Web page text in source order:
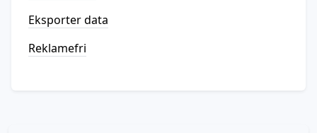
Eksporter data
Reklamefri